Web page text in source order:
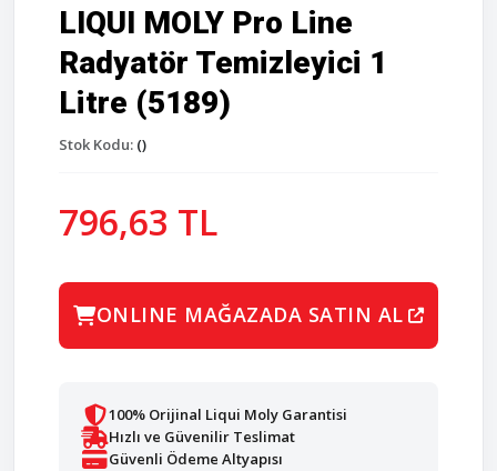
LIQUI MOLY Pro Line
Radyatör Temizleyici 1
Litre (5189)
Stok Kodu: ()
796,63 TL
ONLINE MAĞAZADA SATIN AL
100% Orijinal Liqui Moly Garantisi
Hızlı ve Güvenilir Teslimat
Güvenli Ödeme Altyapısı